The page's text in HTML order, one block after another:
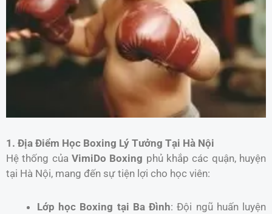
1. Địa Điểm Học Boxing Lý Tưởng Tại Hà Nội
Hệ thống của VimiDo Boxing phủ khắp các quận, huyện
tại Hà Nội, mang đến sự tiện lợi cho học viên:
Lớp học Boxing tại Ba Đình: Đội ngũ huấn luyện